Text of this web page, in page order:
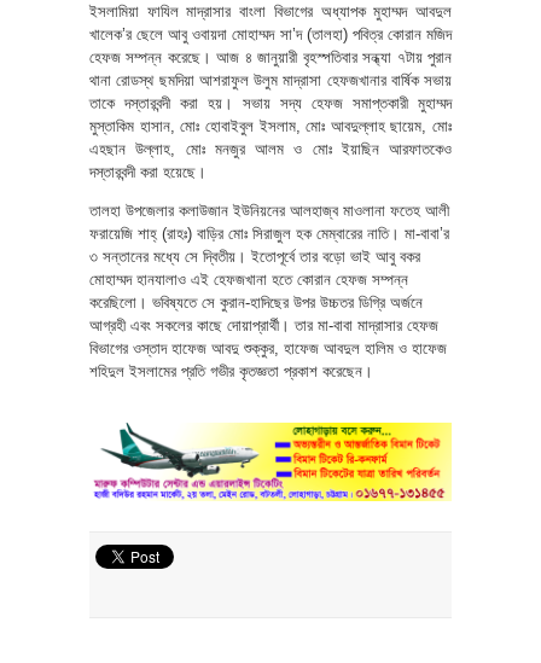
ইসলামিয়া ফাযিল মাদ্রাসার বাংলা বিভাগের অধ্যাপক মুহাম্মদ আবদুল
খালেক’র ছেলে আবু ওবায়দা মোহাম্মদ সা’দ (তালহা) পবিত্র কোরান মজিদ
হেফজ সম্পন্ন করেছে। আজ ৪ জানুয়ারী বৃহস্পতিবার সন্ধ্যা ৭টায় পুরান
থানা রোডস্থ ছমদিয়া আশরাফুল উলুম মাদ্রাসা হেফজখানার বার্ষিক সভায়
তাকে দস্তারবন্দী করা হয়। সভায় সদ্য হেফজ সমাপ্তকারী মুহাম্মদ
মুস্তাকিম হাসান, মোঃ হোবাইবুল ইসলাম, মোঃ আবদুল্লাহ ছায়েম, মোঃ
এহছান উল্লাহ, মোঃ মনজুর আলম ও মোঃ ইয়াছিন আরফাতকেও
দস্তারবন্দী করা হয়েছে।
তালহা উপজেলার কলাউজান ইউনিয়নের আলহাজ্ব মাওলানা ফতেহ আলী
ফরায়েজি শাহ্ (রাহঃ) বাড়ির মোঃ সিরাজুল হক মেম্বারের নাতি। মা-বাবা’র
৩ সন্তানের মধ্যে সে দ্বিতীয়। ইতোপূর্বে তার বড়ো ভাই আবু বকর
মোহাম্মদ হানযালাও এই হেফজখানা হতে কোরান হেফজ সম্পন্ন
করেছিলো। ভবিষ্যতে সে কুরান-হাদিছের উপর উচ্চতর ডিগ্রি অর্জনে
আগ্রহী এবং সকলের কাছে দোয়াপ্রার্থী। তার মা-বাবা মাদ্রাসার হেফজ
বিভাগের ওস্তাদ হাফেজ আবদু শুক্কুর, হাফেজ আবদুল হালিম ও হাফেজ
শহিদুল ইসলামের প্রতি গভীর কৃতজ্ঞতা প্রকাশ করেছেন।